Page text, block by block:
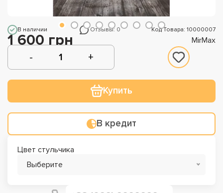
В наличии Отзывы: 0 Код Товара: 10000007
1 600 грн MirMax
Купить
В кредит
Цвет стульчика
Выберите